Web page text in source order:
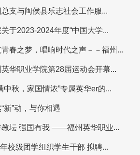
支与闽侯县乐志社会工作服...
于2023-2024年度“中国大学...
春之梦，唱响时代之声－－福州...
华职业学院第28届运动会开幕...
中秋，家国情浓”专属英华er的...
新”动，与你相遇
教坛 强国有我 ——福州英华职业...
校级团学组织学生干部 拟聘...